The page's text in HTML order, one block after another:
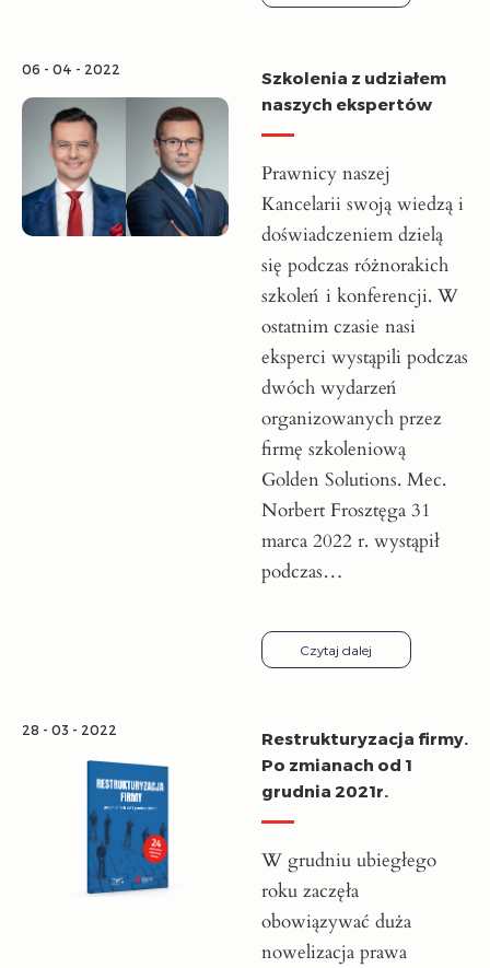
06 - 04 - 2022
Szkolenia z udziałem
naszych ekspertów
Prawnicy naszej
Kancelarii swoją wiedzą i
doświadczeniem dzielą
się podczas różnorakich
szkoleń i konferencji. W
ostatnim czasie nasi
eksperci wystąpili podczas
dwóch wydarzeń
organizowanych przez
firmę szkoleniową
Golden Solutions. Mec.
Norbert Frosztęga 31
marca 2022 r. wystąpił
podczas…
Czytaj dalej
28 - 03 - 2022
Restrukturyzacja firmy.
Po zmianach od 1
grudnia 2021r.
W grudniu ubiegłego
roku zaczęła
obowiązywać duża
nowelizacja prawa